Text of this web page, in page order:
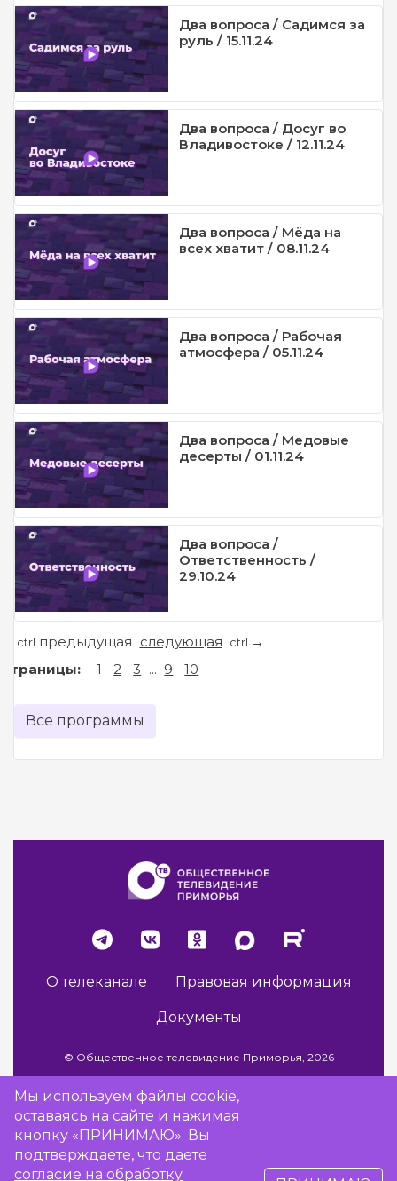
Два вопроса / Садимся за
руль / 15.11.24
Два вопроса / Досуг во
Владивостоке / 12.11.24
Два вопроса / Мёда на
всех хватит / 08.11.24
Два вопроса / Рабочая
атмосфера / 05.11.24
Два вопроса / Медовые
десерты / 01.11.24
Два вопроса /
Ответственность /
29.10.24
ctrl предыдущая следующая ctrl →
Страницы: 1 2 3 ... 9 10
Все программы
О телеканале Правовая информация
Документы
© Общественное телевидение Приморья, 2026
Разработка сайта -Vladweb
Мы используем файлы cookie,
оставаясь на сайте и нажимая
кнопку «ПРИНИМАЮ». Вы
подтверждаете, что даете
согласие на обработку